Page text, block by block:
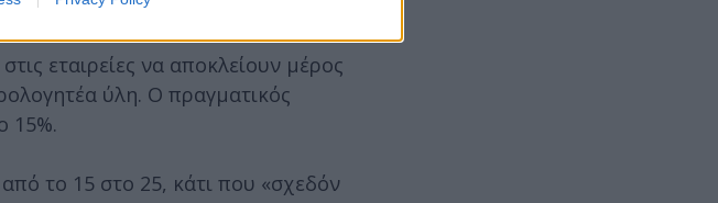
εταιρείες να αποκλείουν μέρος
ύλη. Ο πραγματικός
15%.
το 15 στο 25, κάτι που «σχεδόν